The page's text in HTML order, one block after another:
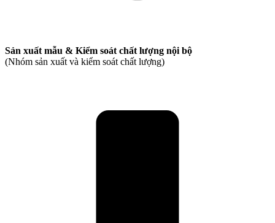
Sản xuất mẫu & Kiểm soát chất lượng nội bộ
(Nhóm sản xuất và kiểm soát chất lượng)